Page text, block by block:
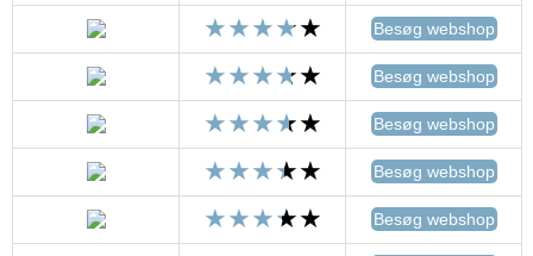
Besøg webshop
Besøg webshop
Besøg webshop
Besøg webshop
Besøg webshop